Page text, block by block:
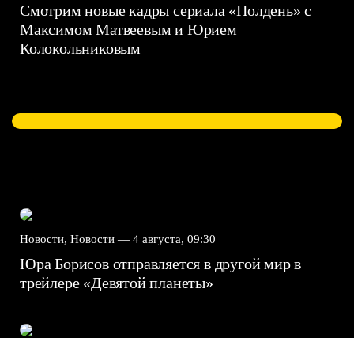
Смотрим новые кадры сериала «Полдень» с
Максимом Матвеевым и Юрием
Колокольниковым
Новости, Новости — 4 августа, 09:30
Юра Борисов отправляется в другой мир в
трейлере «Девятой планеты»